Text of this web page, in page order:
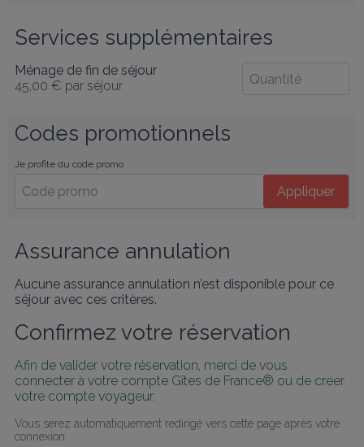
Services supplémentaires
Ménage de fin de séjour
45,00 € par séjour
Codes promotionnels
Je profite du code promo
Appliquer
Assurance annulation
Aucune assurance annulation n’est disponible pour ce
séjour avec ces critères.
Confirmez votre réservation
Afin de valider votre réservation, merci de vous
connecter à votre compte Gîtes de France® ou de créer
votre compte voyageur.
Vous serez automatiquement redirigé vers cette page après votre
connexion.